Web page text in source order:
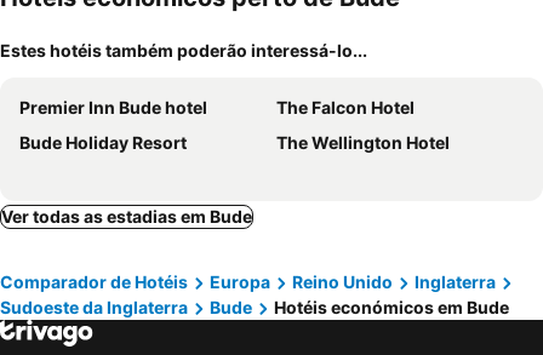
Estes hotéis também poderão interessá-lo...
Premier Inn Bude hotel
The Falcon Hotel
Bude Holiday Resort
The Wellington Hotel
Ver todas as estadias em Bude
Comparador de Hotéis Europa Reino Unido
Inglaterra
Sudoeste da Inglaterra
Bude Hotéis económicos em Bude